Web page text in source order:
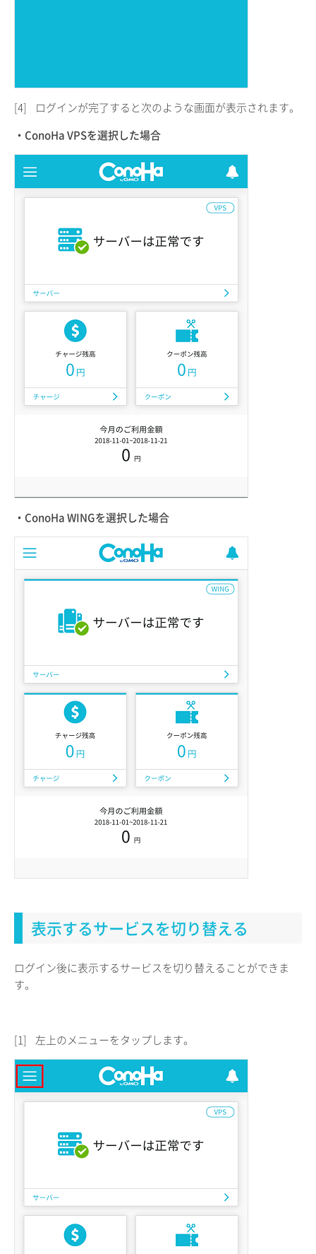
[4]
ログインが完了すると次のような画面が表示されます。
・ConoHa VPSを選択した場合
・ConoHa WINGを選択した場合
表示するサービスを切り替える
ログイン後に表示するサービスを切り替えることができま
す。
[1] 左上のメニューをタップします。